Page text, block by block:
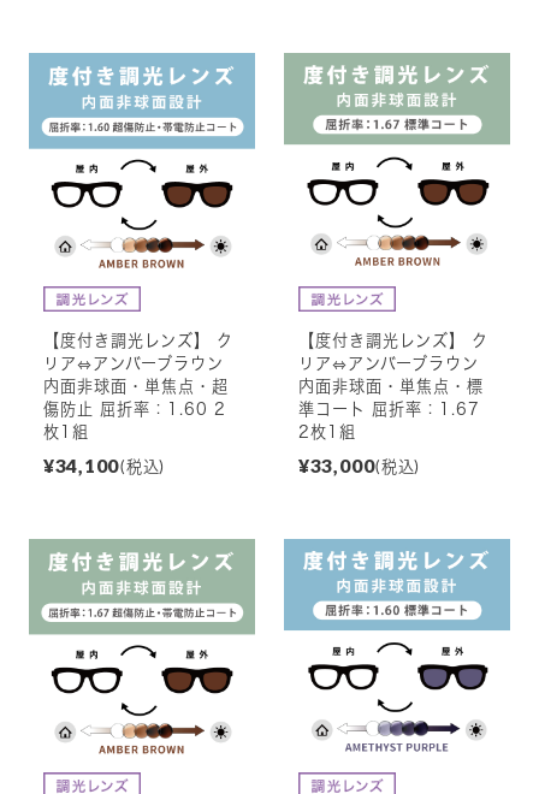
【度付き調光レンズ】 ク
リア⇔アンバーブラウン
内面非球面・単焦点・超
傷防止 屈折率：1.60 2
枚1組
¥34,100(税込)
【度付き調光レンズ】 ク
リア⇔アンバーブラウン
内面非球面・単焦点・標
準コート 屈折率：1.67
2枚1組
¥33,000(税込)